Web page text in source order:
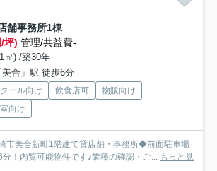
舗事務所1棟
坪) 管理/共益費-
㎡) /築30年
合」駅 徒歩6分
ール向け 飲食店可
物販向け
向け
美合新町1階建て貸店舗・事務所◆前面駐車場
！内覧可能物件です♪業種の確認・ご... もっと見